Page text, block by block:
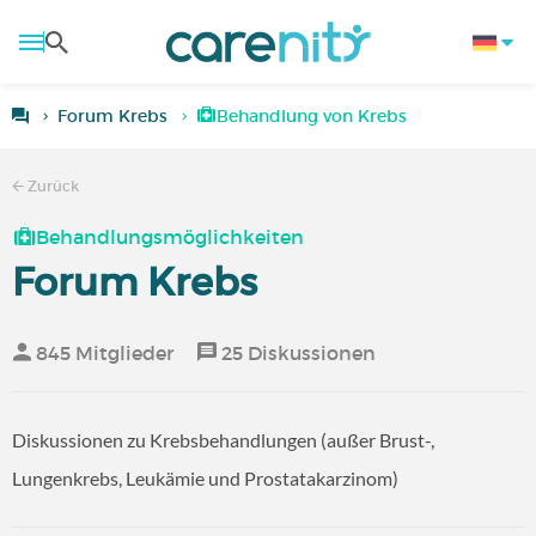
Forum Krebs Behandlung von Krebs
Zurück
Behandlungsmöglichkeiten
Forum Krebs
845 Mitglieder 25 Diskussionen
Diskussionen zu Krebsbehandlungen (außer Brust-,
Lungenkrebs, Leukämie und Prostatakarzinom)